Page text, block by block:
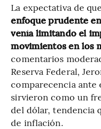
La expectativa de
enfoque prudente
venía limitando el
movimientos en los
comentarios
Reserva Federal,
comparecencia ante
sirvieron como un
del dólar, tendencia
de inflación.